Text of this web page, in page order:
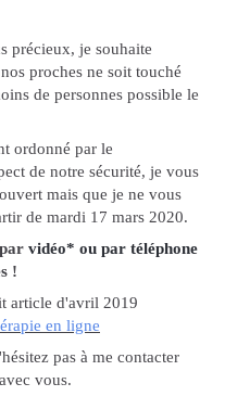
précieux, je souhaite
proches ne soit touché
de personnes possible le
ordonné par le
de notre sécurité, je vous
mais que je ne vous
de mardi 17 mars 2020.
vidéo* ou par téléphone
!
article d'avril 2019
en ligne
pas à me contacter
vous.